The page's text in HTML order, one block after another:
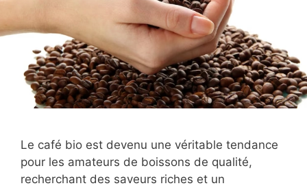
Le café bio est devenu une véritable tendance
pour les amateurs de boissons de qualité,
recherchant des saveurs riches et un